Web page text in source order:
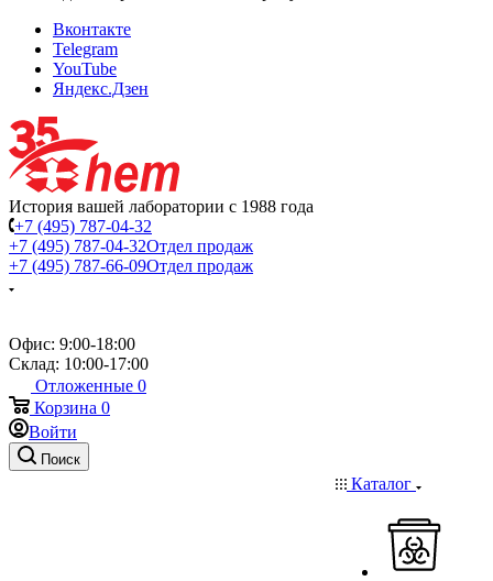
Вконтакте
Telegram
YouTube
Яндекс.Дзен
История вашей лаборатории с 1988 года
+7 (495) 787-04-32
+7 (495) 787-04-32Отдел продаж
+7 (495) 787-66-09Отдел продаж
Офис: 9:00-18:00
Склад: 10:00-17:00
Отложенные 0
Корзина 0
Войти
Поиск
Каталог